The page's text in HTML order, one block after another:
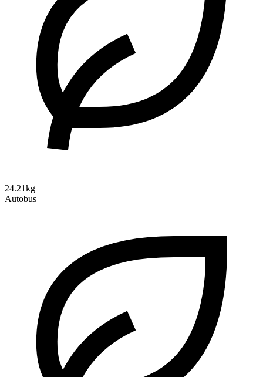
24.21kg
Autobus